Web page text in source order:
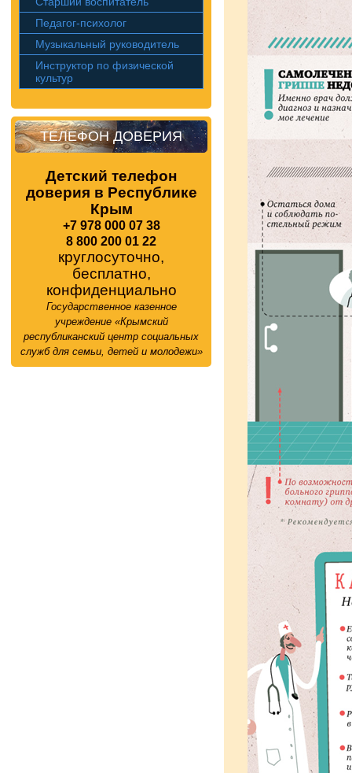
Педагог-психолог
Музыкальный руководитель
Инструктор по физической
культур
ТЕЛЕФОН ДОВЕРИЯ
Детский телефон
доверия в Республике
Крым
+7 978 000 07 38
8 800 200 01 22
круглосуточно,
бесплатно,
конфиденциально
Государственное казенное
учреждение «Крымский
республиканский центр социальных
служб для семьи, детей и молодежи»